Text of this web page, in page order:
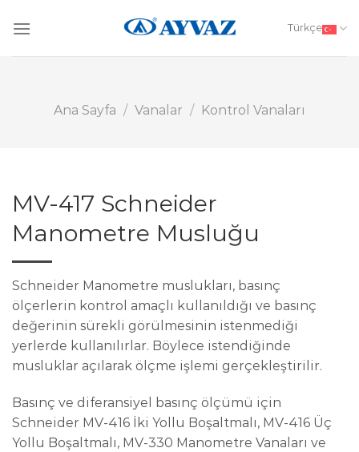
Türkçe
Ana Sayfa / Vanalar / Kontrol Vanaları
MV-417 Schneider
Manometre Musluğu
Schneider Manometre muslukları, basınç
ölçerlerin kontrol amaçlı kullanıldığı ve basınç
değerinin sürekli görülmesinin istenmediği
yerlerde kullanılırlar. Böylece istendiğinde
musluklar açılarak ölçme işlemi gerçekleştirilir.
Basınç ve diferansiyel basınç ölçümü için
Schneider MV-416 İki Yollu Boşaltmalı, MV-416 Üç
Yollu Boşaltmalı, MV-330 Manometre Vanaları ve